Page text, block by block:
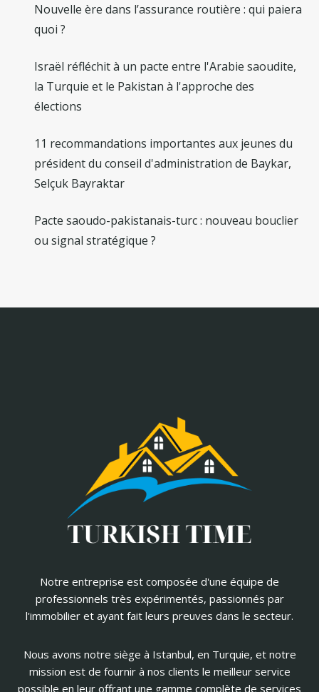
Nouvelle ère dans l’assurance routière : qui paiera
quoi ?
Israël réfléchit à un pacte entre l'Arabie saoudite,
la Turquie et le Pakistan à l'approche des
élections
11 recommandations importantes aux jeunes du
président du conseil d'administration de Baykar,
Selçuk Bayraktar
Pacte saoudo-pakistanais-turc : nouveau bouclier
ou signal stratégique ?
Notre entreprise est composée d'une équipe de
professionnels très expérimentés, passionnés par
l'immobilier et ayant fait leurs preuves dans le secteur.
Nous avons notre siège à Istanbul, en Turquie, et notre
mission est de fournir à nos clients le meilleur service
possible en leur offrant une gamme complète de services